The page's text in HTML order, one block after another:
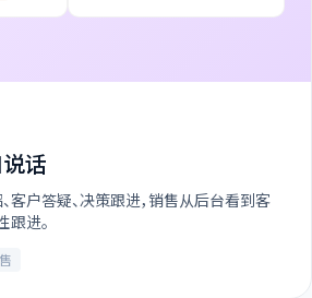
话
客户答疑、决策跟进，销售从后台看到客
跟进。